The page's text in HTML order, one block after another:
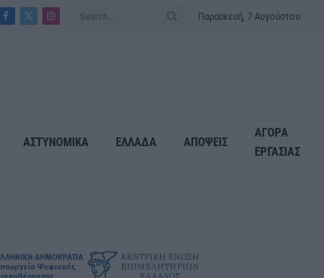
Facebook
X
Instagram
Παρασκευή, 7 Αυγούστου
ΑΣΤΥΝΟΜΙΚΑ ΕΛΛΑΔΑ ΑΠΟΨΕΙΣ
ΑΓΟΡΑ
ΕΡΓΑΣΙΑΣ